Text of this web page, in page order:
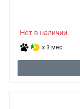
Нет в наличии
x 3 мес.